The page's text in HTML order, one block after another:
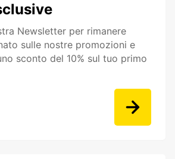
Newsletter per rimanere
sulle nostre promozioni e
sconto del 10% sul tuo primo